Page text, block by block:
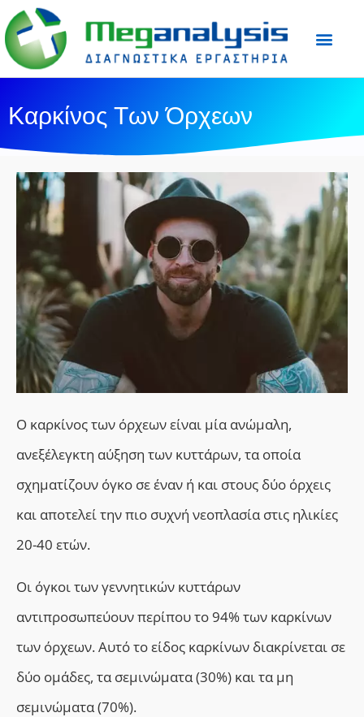
Καρκίνος Των Όρχεων
Ο καρκίνος των όρχεων είναι μία ανώμαλη,
ανεξέλεγκτη αύξηση των κυττάρων, τα οποία
σχηματίζουν όγκο σε έναν ή και στους δύο όρχεις
και αποτελεί την πιο συχνή νεοπλασία στις ηλικίες
20-40 ετών.
Οι όγκοι των γεννητικών κυττάρων
αντιπροσωπεύουν περίπου το 94% των καρκίνων
των όρχεων. Αυτό το είδος καρκίνων διακρίνεται σε
δύο ομάδες, τα σεμινώματα (30%) και τα μη
σεμινώματα (70%).